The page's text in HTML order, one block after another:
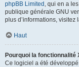
phpBB Limited , qui en a
publique générale GNU
plus d’informations, visitez
Haut
Pourquoi la fonctionnalité
Ce logiciel a été